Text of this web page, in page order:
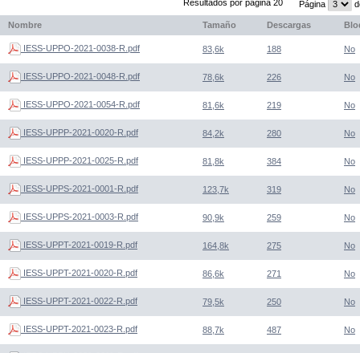
Resultados por página 20
Página
Nombre Tamaño Descargas
IESS-UPPO-2021-0038-R.pdf 83,6k 188 No
IESS-UPPO-2021-0048-R.pdf 78,6k 226 No
IESS-UPPO-2021-0054-R.pdf 81,6k 219 No
IESS-UPPP-2021-0020-R.pdf 84,2k 280 No
IESS-UPPP-2021-0025-R.pdf 81,8k 384 No
IESS-UPPS-2021-0001-R.pdf 123,7k 319 No
IESS-UPPS-2021-0003-R.pdf 90,9k 259 No
IESS-UPPT-2021-0019-R.pdf 164,8k 275 No
IESS-UPPT-2021-0020-R.pdf 86,6k 271 No
IESS-UPPT-2021-0022-R.pdf 79,5k 250 No
IESS-UPPT-2021-0023-R.pdf 88,7k 487 No